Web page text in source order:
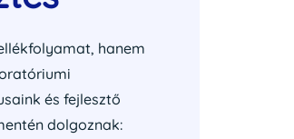
hanem
és fejlesztő
dolgoznak: